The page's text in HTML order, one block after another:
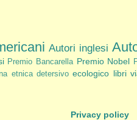
Autori inglesi
Premio Bancarella Premio Nobel
etnica detersivo ecologico libri
Privacy policy